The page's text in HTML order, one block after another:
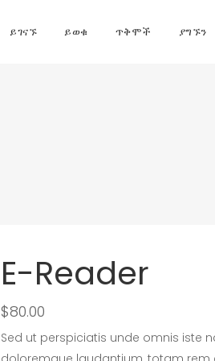
ይገናኙ ይወቁ ጥቅሞች ያግኙን
E-Reader
$80.00
Sed ut perspiciatis unde omnis iste